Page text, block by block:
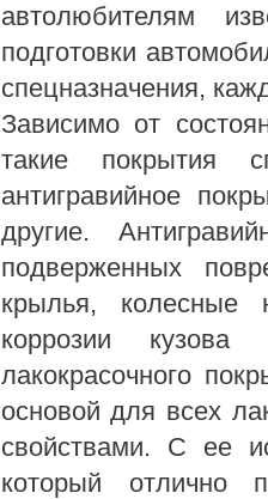
автолюбителям
подготовки
спецназначения,
Зависимо от
такие покрытия
антигравийное
другие.
подверженных
крылья, колесные
коррозии
лакокрасочного
основой для всех
свойствами. С ее
который отлично